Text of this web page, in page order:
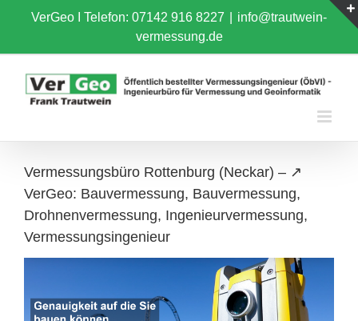
content
VerGeo I Telefon: 07142 916 8227
info@trautwein-
vermessung.de
Vermessungsbüro Rottenburg (Neckar) – ↗️
VerGeo: Bauvermessung, Bauvermessung,
Drohnenvermessung, Ingenieurvermessung,
Vermessungsingenieur